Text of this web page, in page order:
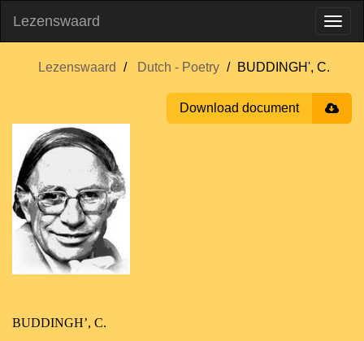
Lezenswaard
Lezenswaard Dutch - Poetry BUDDINGH', C.
Download document
BUDDINGH’, C.